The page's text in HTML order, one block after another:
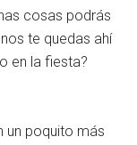
cosas podrás
te quedas ahí
en la fiesta?
un poquito más